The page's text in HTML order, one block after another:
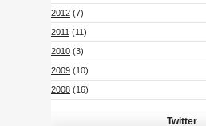
2012 (7)
2011 (11)
2010 (3)
2009 (10)
2008 (16)
Twitter